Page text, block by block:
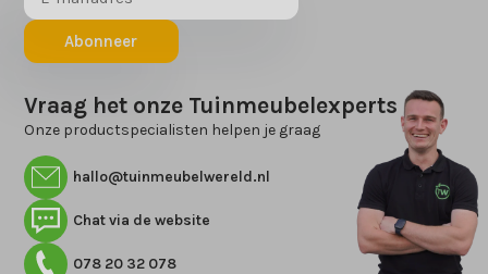
Abonneer
Vraag het onze Tuinmeubelexperts
Onze productspecialisten helpen je graag
hallo@tuinmeubelwereld.nl
Chat via de website
078 20 32 078